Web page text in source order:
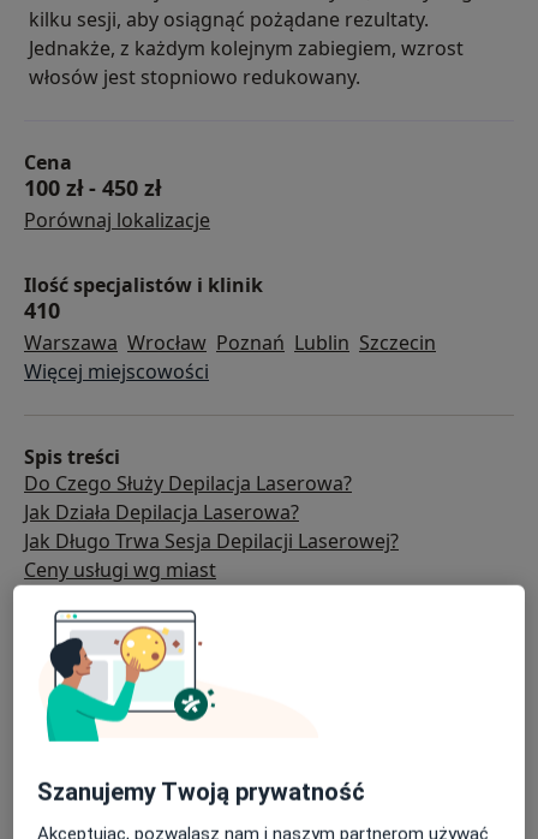
kilku sesji, aby osiągnąć pożądane rezultaty.
Jednakże, z każdym kolejnym zabiegiem, wzrost
włosów jest stopniowo redukowany.
Cena
100 zł- 450 zł
Porównaj lokalizacje
Ilość specjalistów i klinik
410
Warszawa Wrocław Poznań Lublin Szczecin
Więcej miejscowości
Spis treści
Do Czego Służy Depilacja Laserowa?
Jak Działa Depilacja Laserowa?
Jak Długo Trwa Sesja Depilacji Laserowej?
Ceny usługi wg miast
Często zadawane pytania
Depilacja laserowa – pytania
Szanujemy Twoją prywatność
Akceptując, pozwalasz nam i naszym partnerom używać